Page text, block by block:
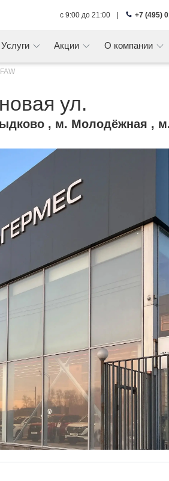
с 9:00 до 21:00 +7 (495)
Услуги Акции О компании
ул.
, м. Молодёжная ,